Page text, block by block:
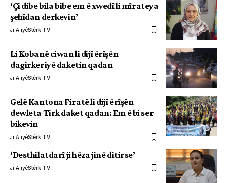
‘Çi dibe bila bibe em ê xwedî li mîrateya
şehîdan derkevin’
Ji AliyêStêrk TV
Li Kobanê ciwan li dijî êrîşên
dagirkeriyê daketin qadan
Ji AliyêStêrk TV
Gelê Kantona Firatê li dijî êrîşên
dewleta Tirk daket qadan: Em ê bi ser
bikevin
Ji AliyêStêrk TV
‘Desthilatdarî ji hêza jinê ditirse’
Ji AliyêStêrk TV